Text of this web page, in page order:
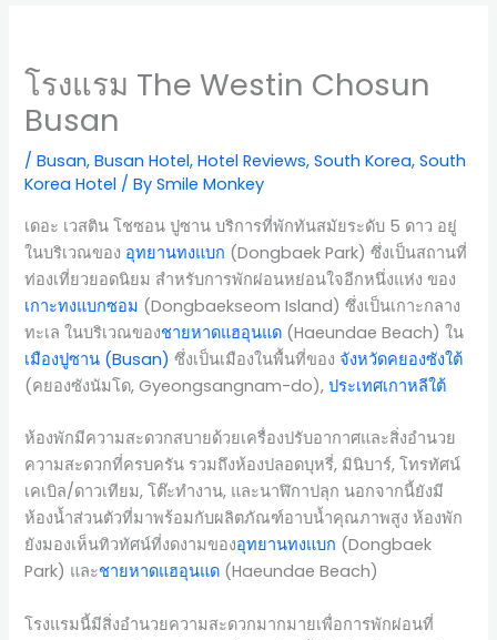
โรงแรม The Westin Chosun
Busan
/Busan,Busan Hotel,Hotel Reviews,South Korea,South
Korea Hotel / BySmile Monkey
เดอะ เวสติน โชซอน ปูซาน บริการที่พักทันสมัยระดับ 5 ดาว อยู่
ในบริเวณของ อุทยานทงแบก (Dongbaek Park) ซึ่งเป็นสถานที่
ท่องเที่ยวยอดนิยม สำหรับการพักผ่อนหย่อนใจอีกหนึ่งแห่ง ของ
เกาะทงแบกซอม (Dongbaekseom Island) ซึ่งเป็นเกาะกลาง
ทะเล ในบริเวณของชายหาดแฮอุนแด (Haeundae Beach) ใน
เมืองปูซาน (Busan) ซึ่งเป็นเมืองในพื้นที่ของ จังหวัดคยองซังใต้
(คยองซังนัมโด, Gyeongsangnam-do),ประเทศเกาหลีใต้
ห้องพักมีความสะดวกสบายด้วยเครื่องปรับอากาศและสิ่งอำนวย
ความสะดวกที่ครบครัน รวมถึงห้องปลอดบุหรี่, มินิบาร์, โทรทัศน์
เคเบิล/ดาวเทียม, โต๊ะทำงาน, และนาฬิกาปลุก นอกจากนี้ยังมี
ห้องน้ำส่วนตัวที่มาพร้อมกับผลิตภัณฑ์อาบน้ำคุณภาพสูง ห้องพัก
ยังมองเห็นทิวทัศน์ที่งดงามของอุทยานทงแบก (Dongbaek
Park) และชายหาดแฮอุนแด (Haeundae Beach)
โรงแรมนี้มีสิ่งอำนวยความสะดวกมากมายเพื่อการพักผ่อนที่